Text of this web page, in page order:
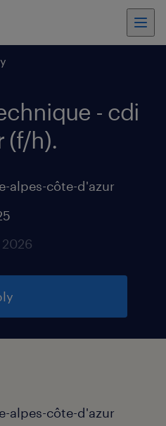
- cdi
(f/h).
alpes-côte-d'azur
alpes-côte-d'azur